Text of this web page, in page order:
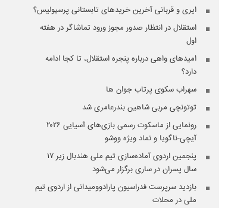
ایری و قربانی آخرین خریدهای تابستانی پرسپولیس؟
استقلال در انتظار صدور مجوز ورود تماشاگر در هفته
اول
امیدهای واهی درباره پنجره استقلال، تا کجا ادامه
دارد؟
سهراب سکوی پرتاب جوان ها
توتونچی مربی شاهین بندرعامری شد
رونمایی از ماسکوت رسمی بازی‌های آسیایی ۲۰۲۶
آیچی-ناگویا و نماد ویژه ووشو
پنجمین اردوی آماده‌سازی تیم ملی هندبال زیر ۱۷
سال پسران در ساری برگزار می‌شود
بازدید سرپرست فدراسیون پارادوومیدانی از اردوی تیم
ملی در محلات